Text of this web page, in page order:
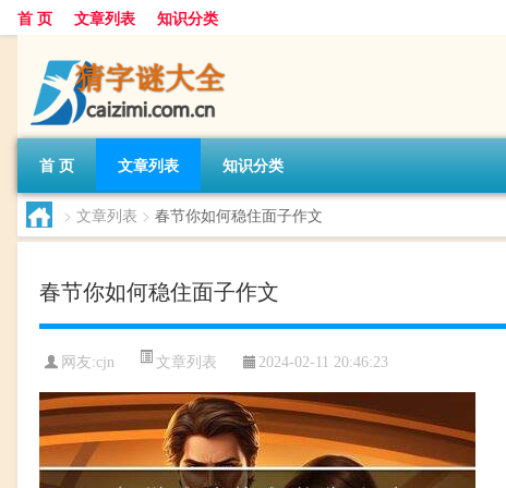
首 页 文章列表 知识分类
首 页 文章列表 知识分类
> 文章列表 > 春节你如何稳住面子作文
春节你如何稳住面子作文
网友:cjn 文章列表 2024-02-11 20:46:23